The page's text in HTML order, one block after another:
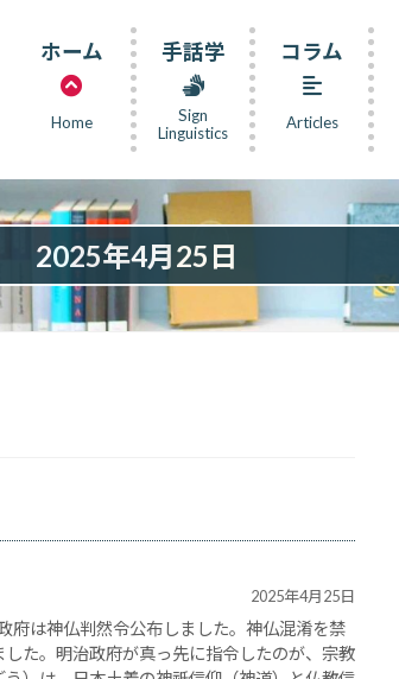
ホーム
Home
手話学
Sign
Linguistics
コラム
Articles
2025年4月25日
2025年4月25日
府は神仏判然令公布しました。神仏混淆を禁
た。明治政府が真っ先に指令したのが、宗教